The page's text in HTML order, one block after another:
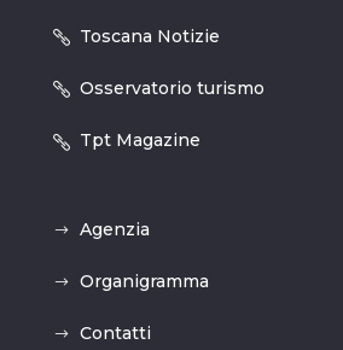
Toscana Notizie
Osservatorio turismo
Tpt Magazine
Agenzia
Organigramma
Contatti